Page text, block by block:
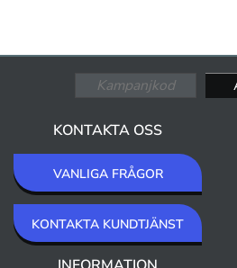
KONTAKTA OSS
VANLIGA FRÅGOR
KONTAKTA KUNDTJÄNST